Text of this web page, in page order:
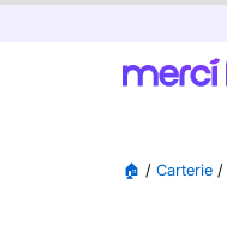
🏠 / Carterie /